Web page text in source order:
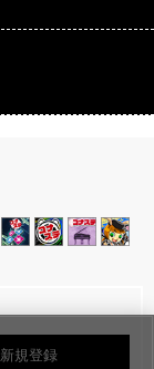
新規登録